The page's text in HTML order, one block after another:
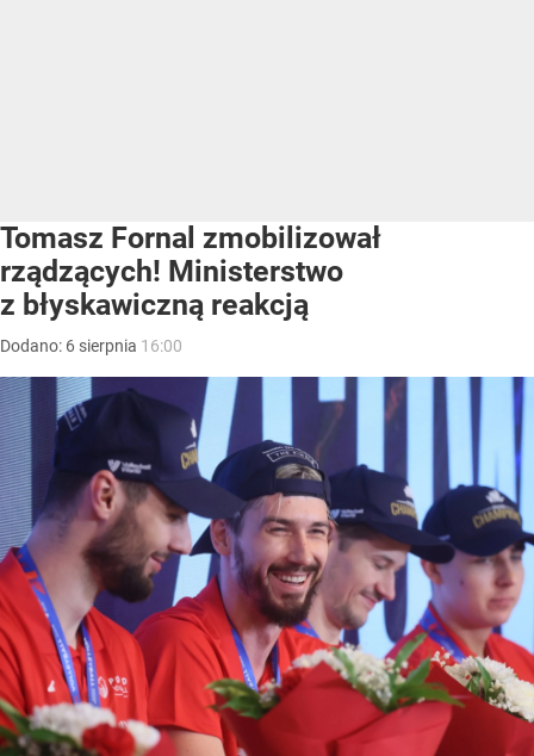
Tomasz Fornal zmobilizował
rządzących! Ministerstwo
z błyskawiczną reakcją
Dodano: 6 sierpnia 16:00